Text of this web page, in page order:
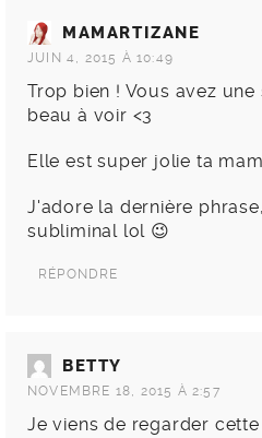
MAMARTIZANE
JUIN 4, 2015 À 10:49
Trop bien ! Vous avez
beau à voir <3
Elle est super jolie ta
J'adore la dernière
subliminal lol 😉
RÉPONDRE
BETTY
NOVEMBRE 18, 2015 À 2:57
Je viens de regarder